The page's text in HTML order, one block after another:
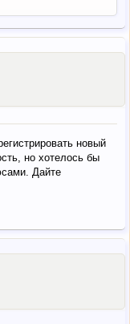
новый
но хотелось бы
Дайте